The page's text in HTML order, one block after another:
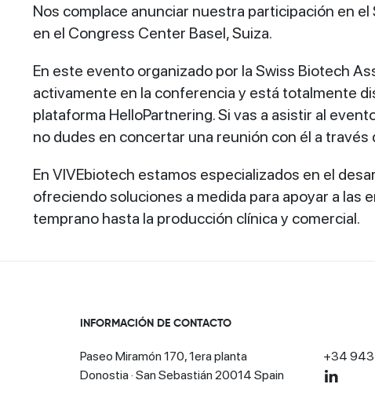
Nos complace anunciar nuestra participación en
en el Congress Center Basel, Suiza.
En este evento organizado por la Swiss Biotech
activamente en la conferencia y está totalmente
plataforma HelloPartnering. Si vas a asistir al
no dudes en concertar una reunión con él a
En VIVEbiotech estamos especializados en el
ofreciendo soluciones a medida para apoyar a las
temprano hasta la producción clínica y comercial.
INFORMACIÓN DE CONTACTO
Paseo Miramón 170, 1era planta
Donostia · San Sebastián 20014 Spain
+34 943